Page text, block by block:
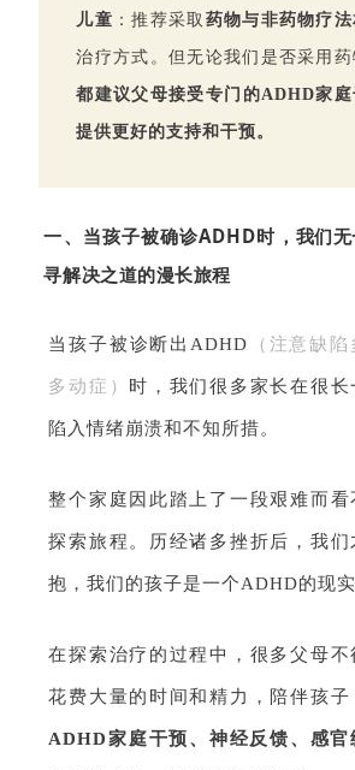
儿童 ：推荐采取 药物与非药物疗
治疗方式。 但无论我们是否采用
都建议父母接受专门的ADHD家
提供更好的支持和干预。
一、当孩子被确诊ADHD时， 我们
寻解决之道的漫长旅程
当孩子被诊断出ADHD （注意缺
多动症） 时，我们很多家长在很
陷入情绪崩溃和不知所措。
整个家庭因此踏上了一段艰难而看
探索旅程。历经诸多挫折后，我们
抱，我们的孩子是一个ADHD的现实
在探索治疗的过程中，很多父母不
花费大量的时间和精力，陪伴孩
ADHD家庭干预、 神经反馈、感官